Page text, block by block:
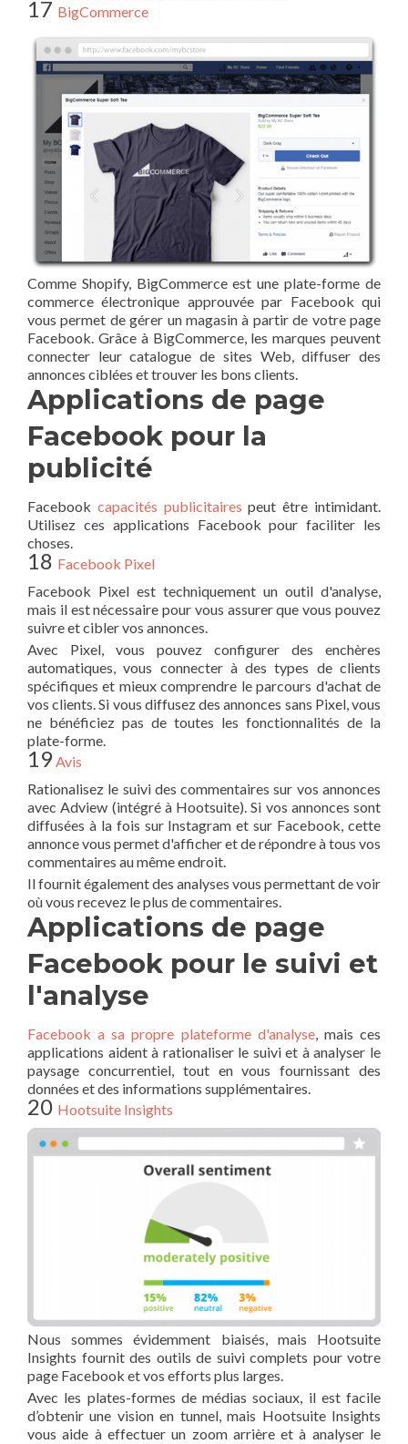
17 BigCommerce
Comme Shopify, BigCommerce est une plate-forme de
commerce électronique approuvée par Facebook qui
vous permet de gérer un magasin à partir de votre page
Facebook. Grâce à BigCommerce, les marques peuvent
connecter leur catalogue de sites Web, diffuser des
annonces ciblées et trouver les bons clients.
Applications de page
Facebook pour la
publicité
Facebook capacités publicitaires peut être intimidant.
Utilisez ces applications Facebook pour faciliter les
choses.
18 Facebook Pixel
Facebook Pixel est techniquement un outil d'analyse,
mais il est nécessaire pour vous assurer que vous pouvez
suivre et cibler vos annonces.
Avec Pixel, vous pouvez configurer des enchères
automatiques, vous connecter à des types de clients
spécifiques et mieux comprendre le parcours d'achat de
vos clients. Si vous diffusez des annonces sans Pixel, vous
ne bénéficiez pas de toutes les fonctionnalités de la
plate-forme.
19Avis
Rationalisez le suivi des commentaires sur vos annonces
avec Adview (intégré à Hootsuite). Si vos annonces sont
diffusées à la fois sur Instagram et sur Facebook, cette
annonce vous permet d'afficher et de répondre à tous vos
commentaires au même endroit.
Il fournit également des analyses vous permettant de voir
où vous recevez le plus de commentaires.
Applications de page
Facebook pour le suivi et
l'analyse
Facebook a sa propre plateforme d'analyse, mais ces
applications aident à rationaliser le suivi et à analyser le
paysage concurrentiel, tout en vous fournissant des
données et des informations supplémentaires.
20 Hootsuite Insights
Nous sommes évidemment biaisés, mais Hootsuite
Insights fournit des outils de suivi complets pour votre
page Facebook et vos efforts plus larges.
Avec les plates-formes de médias sociaux, il est facile
d’obtenir une vision en tunnel, mais Hootsuite Insights
vous aide à effectuer un zoom arrière et à analyser le